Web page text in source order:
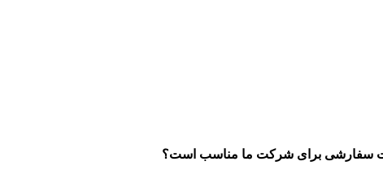
سفارشی برای شرکت ما مناسب است؟